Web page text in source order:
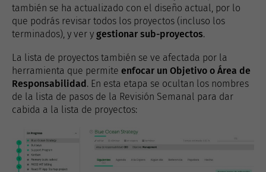
también se ha actualizado con el diseño actual, por lo
que podrás revisar todos los proyectos (incluso los
terminados), y ver y gestionar sub-proyectos.
La lista de proyectos también se ve afectada por la
herramienta que permite enfocar un Objetivo o Área de
Responsabilidad. En esta etapa se ocultan los nombres
de la lista de pasos de la Revisión Semanal para dar
cabida a la lista de proyectos: